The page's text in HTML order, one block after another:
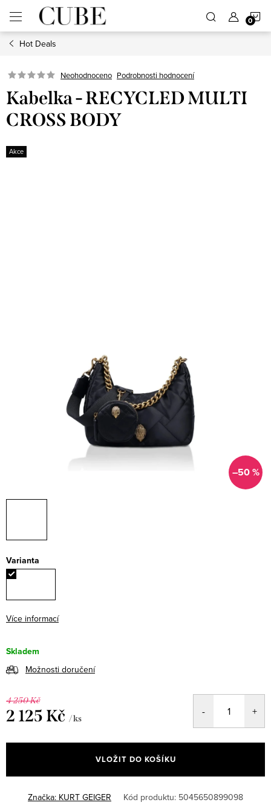
obsah
Hot Deals
Neohodnoceno Podrobnosti hodnocení
Kabelka - RECYCLED MULTI
CROSS BODY
Akce
–50 %
Varianta
Více informací
Skladem
Možnosti doručení
4 250 Kč
2 125 Kč / ks
cena:
VLOŽIT DO KOŠÍKU
Značka: KURT GEIGER Kód produktu: 5045650899098